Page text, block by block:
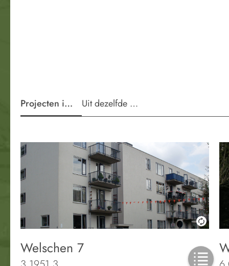
Projecten in de wijkUit dezelfde periode
Welschen 7